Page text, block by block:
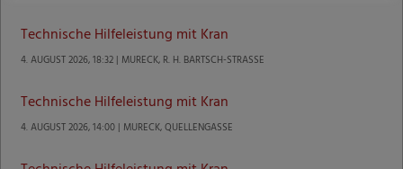
Technische Hilfeleistung mit Kran
4. AUGUST 2026, 18:32 | MURECK, R. H. BARTSCH-STRASSE
Technische Hilfeleistung mit Kran
4. AUGUST 2026, 14:00 | MURECK, QUELLENGASSE